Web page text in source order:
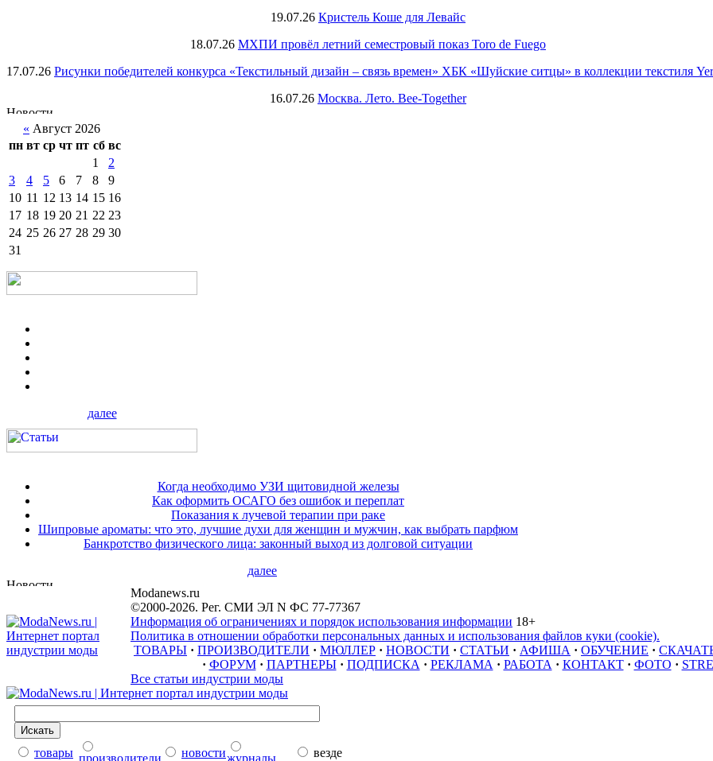
19.07.26 Кристель Коше для Левайс
18.07.26 МХПИ провёл летний семестровый показ Toro de Fuego
17.07.26 Рисунки победителей конкурса «Текстильный дизайн – связь времен» ХБК «Шуйские ситцы» в коллекции текстиля
16.07.26 Москва. Лето. Bee-Together
« Август 2026
пн вт ср чт пт сб вс
1
2
3
4 5 6 7 8
9
10 11 12 13 14 15 16
17 18 19 20 21 22 23
24 25 26 27 28 29 30
31
далее
Когда необходимо УЗИ щитовидной железы
Как оформить ОСАГО без ошибок и переплат
Показания к лучевой терапии при раке
Шипровые ароматы: что это, лучшие духи для женщин и мужчин, как выбрать парфюм
Банкротство физического лица: законный выход из долговой ситуации
далее
Modanews.ru
©2000-2026. Рег. СМИ ЭЛ N ФС 77-77367
Информация об ограничениях и порядок использования информации 18+
Политика в отношении обработки персональных данных и использования файлов куки (cookie).
ТОВАРЫ · ПРОИЗВОДИТЕЛИ · МЮЛЛЕР · НОВОСТИ · СТАТЬИ · АФИША · ОБУЧЕНИЕ ·
· ФОРУМ · ПАРТНЕРЫ · ПОДПИСКА · РЕКЛАМА · РАБОТА · КОНТАКТ · ФОТО ·
Все статьи индустрии моды
товары производители новостижурналы везде